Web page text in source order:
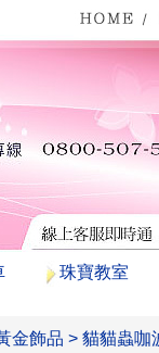
珠寶教室
金飾品 > 貓貓蟲咖